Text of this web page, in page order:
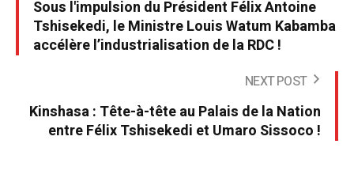
Sous l'impulsion du Président Félix Antoine
Tshisekedi, le Ministre Louis Watum Kabamba
accélère l’industrialisation de la RDC !
NEXT POST
Kinshasa : Tête-à-tête au Palais de la Nation
entre Félix Tshisekedi et Umaro Sissoco !